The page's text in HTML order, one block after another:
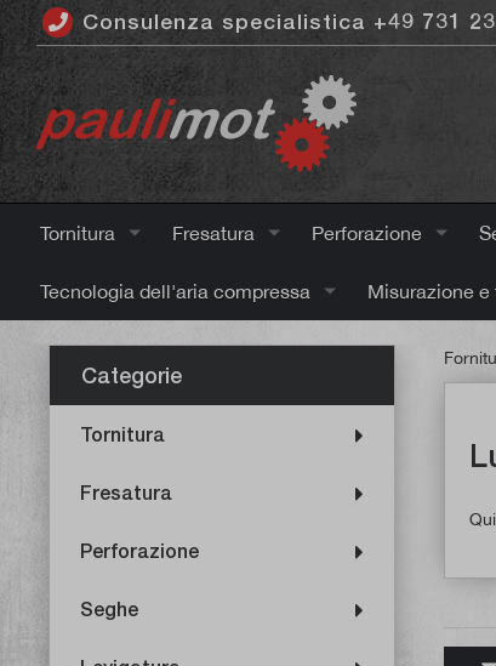
principale
Consulenza specialistica +49 731
Tornitura Fresatura Perforazione
Tecnologia dell'aria compressa Misurazione e
Categorie
Tornitura
Fresatura
Perforazione
Seghe